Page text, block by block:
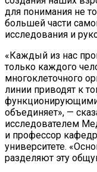
для понимания не
большей части
исследования и
«Каждый из нас
только каждого
многоклеточного
линии приводят к
функционирующими
объединяет», —
исследователем
и профессор
университете.
разделяют эту